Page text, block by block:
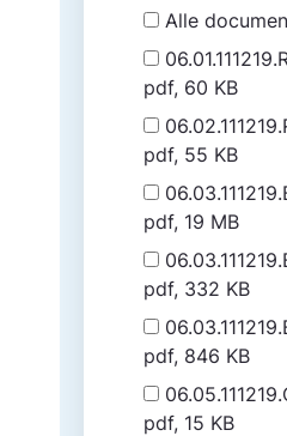
Alle
pdf, 60 KB
pdf, 55 KB
pdf, 19 MB
pdf, 332 KB
pdf, 846 KB
pdf, 15 KB